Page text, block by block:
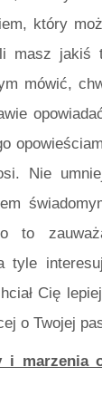
który
masz jakiś
mówić,
Nie
to
tyle
Cię
o Twojej
i marzenia